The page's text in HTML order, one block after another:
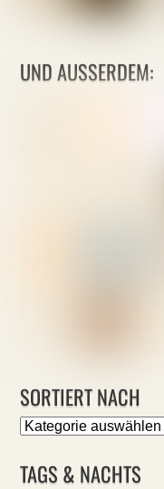
UND AUSSERDEM:
SORTIERT NACH
Sortiert
TAGS & NACHTS